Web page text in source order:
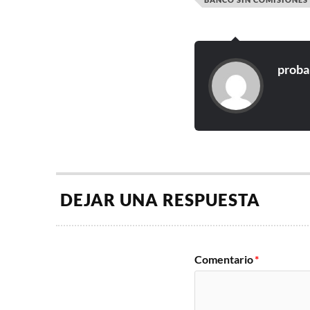
DEJAR UNA RESPUESTA
Comentario*